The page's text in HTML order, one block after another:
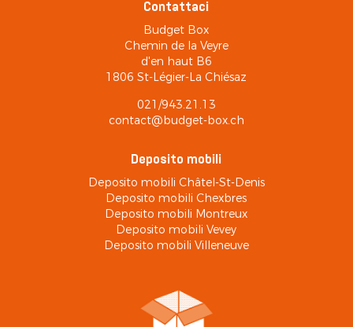
Contattaci
Budget Box
Chemin de la Veyre
d'en haut B6
1806 St-Légier-La Chiésaz
021/943.21.13
contact@budget-box.ch
Deposito mobili
Deposito mobili Châtel-St-Denis
Deposito mobili Chexbres
Deposito mobili Montreux
Deposito mobili Vevey
Deposito mobili Villeneuve